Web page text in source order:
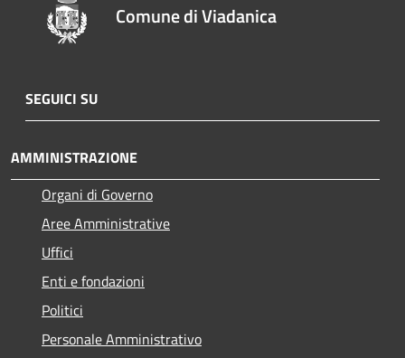
Comune di Viadanica
SEGUICI SU
AMMINISTRAZIONE
Organi di Governo
Aree Amministrative
Uffici
Enti e fondazioni
Politici
Personale Amministrativo